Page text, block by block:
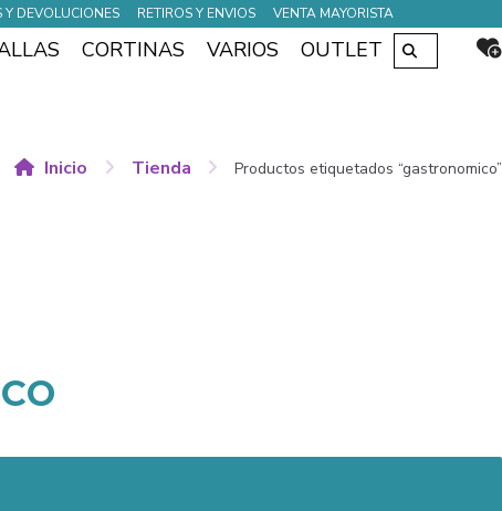
Y DEVOLUCIONES RETIROS Y ENVIOS VENTA MAYORISTA
CORTINAS VARIOS OUTLET
Buscar
por:
Inicio Tienda Productos etiquetados “gastronomico”